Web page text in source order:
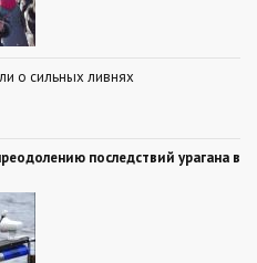
о сильных ливнях
последствий урагана в